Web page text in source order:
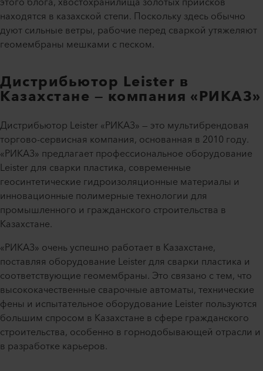
находятся в казахской степи. Поскольку здесь обычно
дуют сильные ветры, рабочие перед сваркой утяжеляют
геомембраны мешками с песком.
Дистрибьютор Leister в
Казахстане — компания «РИКАЗ»
Дистрибьютор Leister «РИКАЗ» — это мультибрендовая
торгово-сервисная компания, основанная в 2010 году.
«РИКАЗ» предлагает профессиональное оборудование
Leister для сварки пластика, современные
геосинтетические гидроизоляционные материалы и
инновационные полимерные технологии для
промышленного и гражданского строительства в
Казахстане.
«РИКАЗ» очень успешно работает в Казахстане,
поставляя оборудование Leister для сварки пластика и
соответствующие геомембраны. Это связано с тем, что
высококачественные сварочные автоматы, технические
фены и испытательное оборудование Leister пользуются
большим спросом в Казахстане в сфере гражданского
строительства, особенно в горнодобывающей отрасли и
в разработке карьеров.